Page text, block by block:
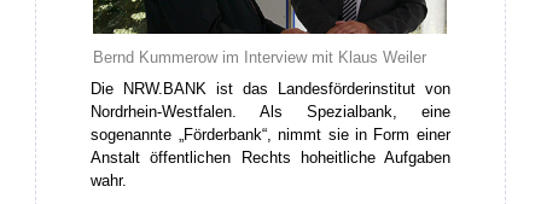
Bernd Kummerow im Interview mit Klaus Weiler
Die NRW.BANK ist das Landesförderinstitut von
Nordrhein-Westfalen. Als Spezialbank, eine
sogenannte „Förderbank“, nimmt sie in Form einer
Anstalt öffentlichen Rechts hoheitliche Aufgaben
wahr.